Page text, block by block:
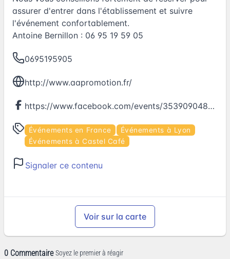
assurer d'entrer dans l'établissement et suivre
l'événement confortablement.
Antoine Bernillon : 06 95 19 59 05
0695195905
http://www.aapromotion.fr/
https://www.facebook.com/events/353909048305393
Événements en France
Événements à Lyon
Événements à Castel Café
Signaler ce contenu
Voir sur la carte
0 Commentaire Soyez le premier à réagir